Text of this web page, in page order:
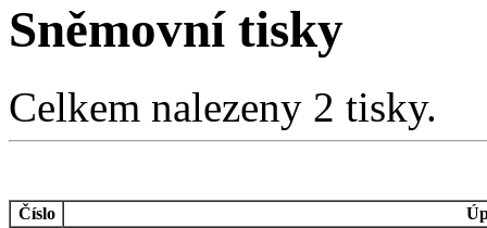
Sněmovní tisky
Celkem nalezeny 2 tisky.
Číslo